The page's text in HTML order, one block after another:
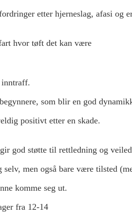
etter hjerneslag, afasi og
hvor tøft det kan være
inntraff.
som blir en god
positivt etter en skade.
god støtte til rettledning og
men også bare være tilsted
komme seg ut.
fra 12-14